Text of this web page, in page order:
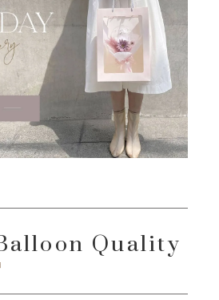
Quality